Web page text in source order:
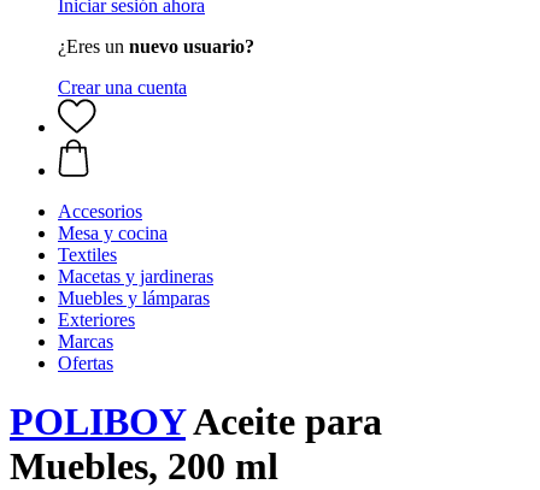
Iniciar sesión ahora
¿Eres un nuevo usuario?
Crear una cuenta
Accesorios
Mesa y cocina
Textiles
Macetas y jardineras
Muebles y lámparas
Exteriores
Marcas
Ofertas
POLIBOYAceite para
Muebles, 200 ml